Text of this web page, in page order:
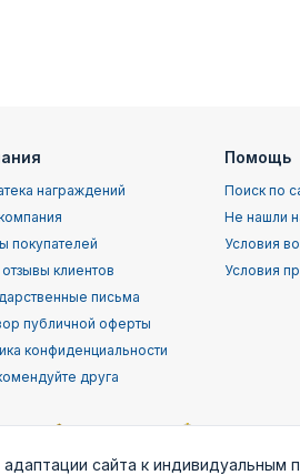
награждений
покупателей
клиентов
письма
публичной оферты
конфиденциальности
друга
Помощь
Поиск по
Не нашли
Условия
Условия
сайта к индивидуальным